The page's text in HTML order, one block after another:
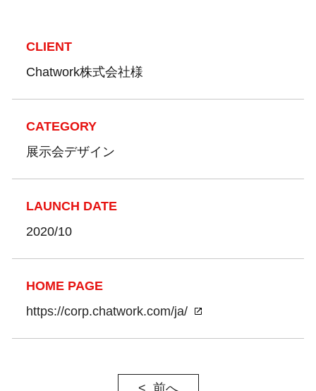
CLIENT
Chatwork株式会社様
CATEGORY
展示会デザイン
LAUNCH DATE
2020/10
HOME PAGE
https://corp.chatwork.com/ja/
前へ